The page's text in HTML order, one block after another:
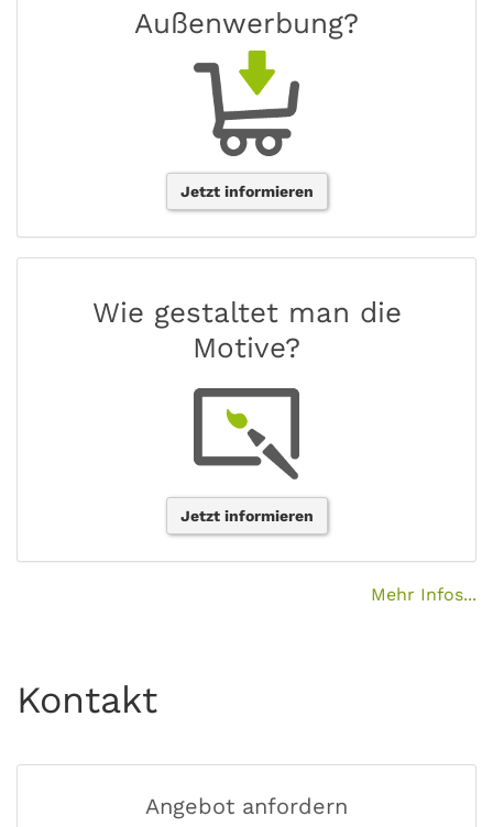
Außenwerbung?
Jetzt informieren
Wie gestaltet man die
Motive?
Jetzt informieren
Mehr Infos...
Kontakt
Angebot anfordern